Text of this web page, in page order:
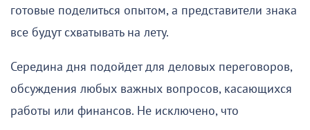
готовые поделиться опытом, а представители знака
все будут схватывать на лету.
Середина дня подойдет для деловых переговоров,
обсуждения любых важных вопросов, касающихся
работы или финансов. Не исключено, что